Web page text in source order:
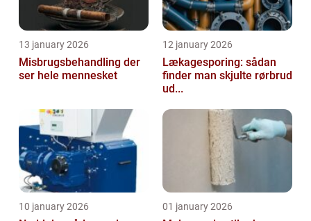
13 january 2026
Misbrugsbehandling der
ser hele mennesket
12 january 2026
Lækagesporing: sådan
finder man skjulte rørbrud
ud...
10 january 2026 01 january 2026